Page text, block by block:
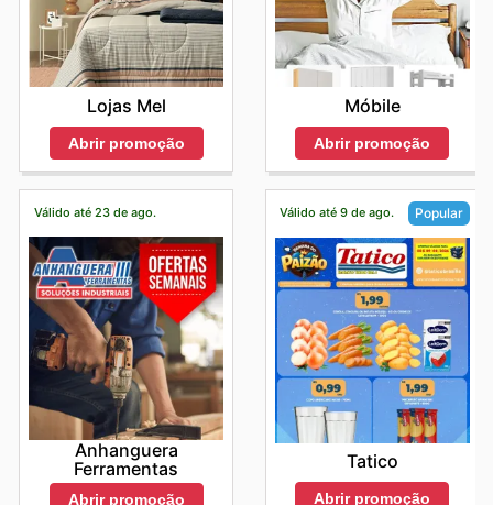
Lojas Mel
Abrir promoção
Móbile
Abrir promoção
Válido até 23 de ago.
Anhanguera
Ferramentas
Abrir promoção
Válido até 9 de ago. Popular
Tatico
Abrir promoção